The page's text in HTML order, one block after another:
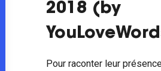
2018 (by
Pour raconter leur